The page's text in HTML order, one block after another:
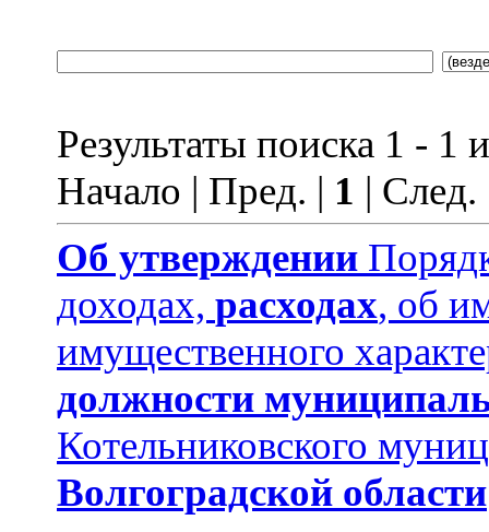
Результаты поиска 1 - 1
Начало | Пред. | 1 |
Об утверждении
доходах, расходах, об
имущественного
должности
Котельниковского
Волгоградской области